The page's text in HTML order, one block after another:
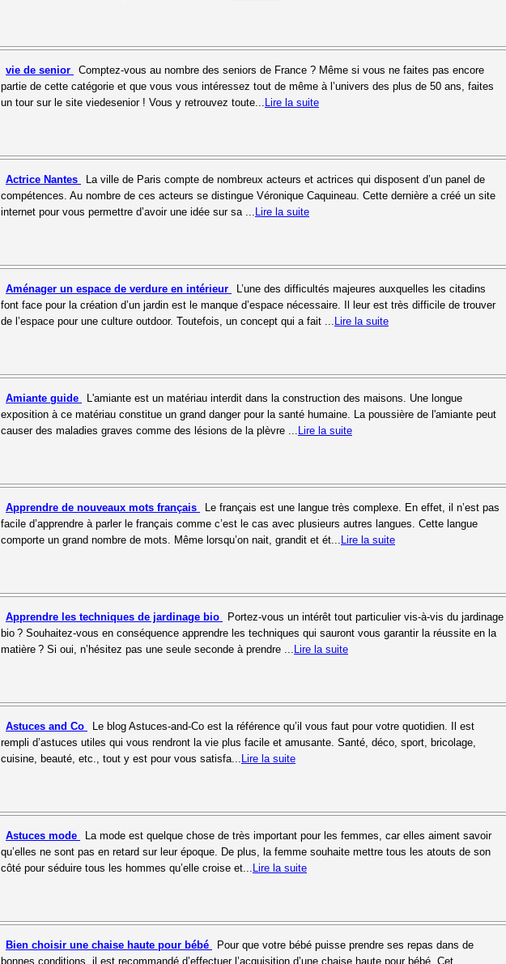
vie de senior
Comptez-vous au nombre des seniors de France ? Même si vous ne faites pas encore
partie de cette catégorie et que vous vous intéressez tout de même à l’univers des plus de 50 ans, faites
un tour sur le site viedesenior ! Vous y retrouvez toute... Lire la suite
Actrice Nantes
La ville de Paris compte de nombreux acteurs et actrices qui disposent d’un panel de
compétences. Au nombre de ces acteurs se distingue Véronique Caquineau. Cette dernière a créé un site
internet pour vous permettre d’avoir une idée sur sa ... Lire la suite
Aménager un espace de verdure en intérieur
L’une des difficultés majeures auxquelles les citadins
font face pour la création d’un jardin est le manque d’espace nécessaire. Il leur est très difficile de trouver
de l’espace pour une culture outdoor. Toutefois, un concept qui a fait ... Lire la suite
Amiante guide
L'amiante est un matériau interdit dans la construction des maisons. Une longue
exposition à ce matériau constitue un grand danger pour la santé humaine. La poussière de l'amiante peut
causer des maladies graves comme des lésions de la plèvre ... Lire la suite
Apprendre de nouveaux mots français
Le français est une langue très complexe. En effet, il n’est pas
facile d’apprendre à parler le français comme c’est le cas avec plusieurs autres langues. Cette langue
comporte un grand nombre de mots. Même lorsqu’on nait, grandit et ét... Lire la suite
Apprendre les techniques de jardinage bio
Portez-vous un intérêt tout particulier vis-à-vis du jardinage
bio ? Souhaitez-vous en conséquence apprendre les techniques qui sauront vous garantir la réussite en la
matière ? Si oui, n’hésitez pas une seule seconde à prendre ... Lire la suite
Astuces and Co
Le blog Astuces-and-Co est la référence qu’il vous faut pour votre quotidien. Il est
rempli d’astuces utiles qui vous rendront la vie plus facile et amusante. Santé, déco, sport, bricolage,
cuisine, beauté, etc., tout y est pour vous satisfa... Lire la suite
Astuces mode
La mode est quelque chose de très important pour les femmes, car elles aiment savoir
qu’elles ne sont pas en retard sur leur époque. De plus, la femme souhaite mettre tous les atouts de son
côté pour séduire tous les hommes qu’elle croise et... Lire la suite
Bien choisir une chaise haute pour bébé
Pour que votre bébé puisse prendre ses repas dans de
bonnes conditions, il est recommandé d’effectuer l’acquisition d’une chaise haute pour bébé. Cet